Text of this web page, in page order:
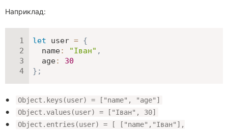
Наприклад:
let user = {
name: "Іван" ,
age:
30
} ;
Object.keys(user) = ["name", "age"]
Object.values(user) = ["Іван", 30]
Object.entries(user) = [ ["name","Іван"],